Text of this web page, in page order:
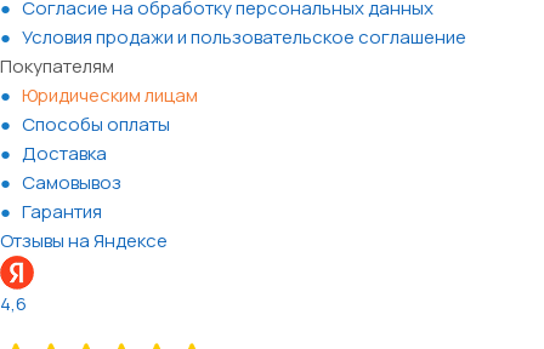
Согласие на обработку персональных данных
Условия продажи и пользовательское соглашение
Покупателям
Юридическим лицам
Способы оплаты
Доставка
Самовывоз
Гарантия
Отзывы на Яндексе
4,6